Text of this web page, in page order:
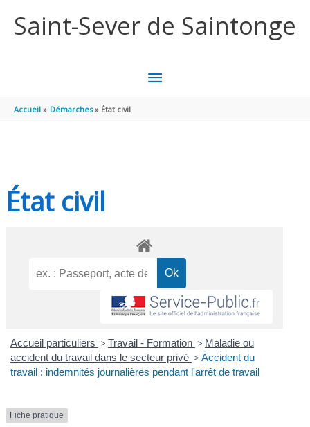
Saint-Sever de Saintonge
MENU
Accueil Démarches État civil
État civil
Accueil particuliers > Travail - Formation > Maladie ou
accident du travail dans le secteur privé > Accident du
travail : indemnités journalières pendant l'arrêt de travail
Fiche pratique